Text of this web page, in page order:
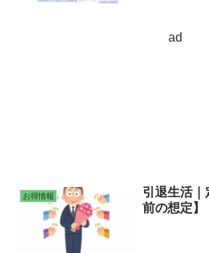
ad
お得情報
引退生活
前の想定】